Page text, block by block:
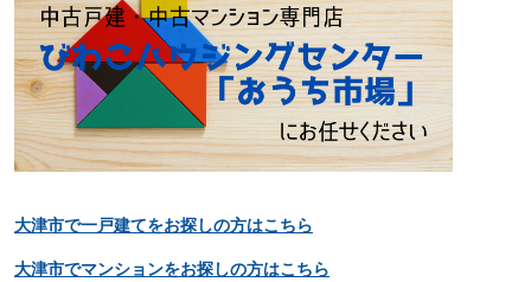
大津市で一戸建てをお探しの方はこちら
大津市でマンションをお探しの方はこちら